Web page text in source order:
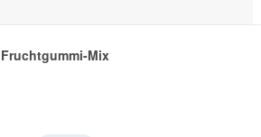
Fruchtgummi-Mix